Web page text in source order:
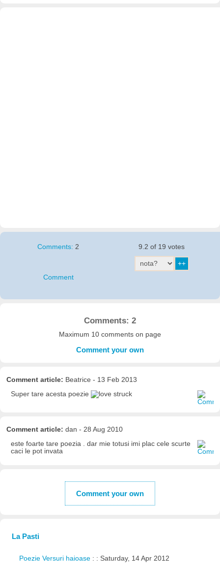
Comments: 2
Comment
9.2 of 19 votes
Comments: 2
Maximum 10 comments on page
Comment your own
Comment article: Beatrice - 13 Feb 2013
Super tare acesta poezie
Comment article: dan - 28 Aug 2010
este foarte tare poezia . dar mie totusi imi plac cele scurte
caci le pot invata
Comment your own
La Pasti
Poezie Versuri haioase : : Saturday, 14 Apr 2012